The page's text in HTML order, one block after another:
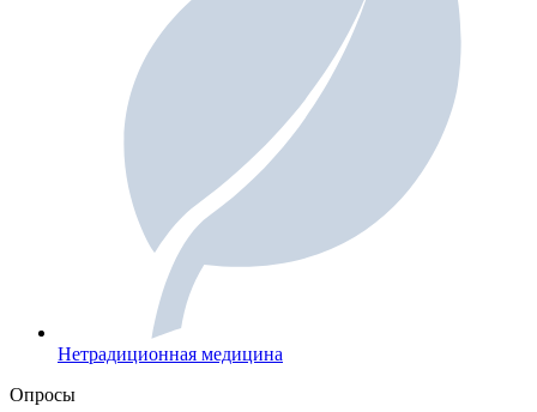
Нетрадиционная медицина
Опросы